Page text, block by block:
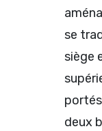
se
siège
deux